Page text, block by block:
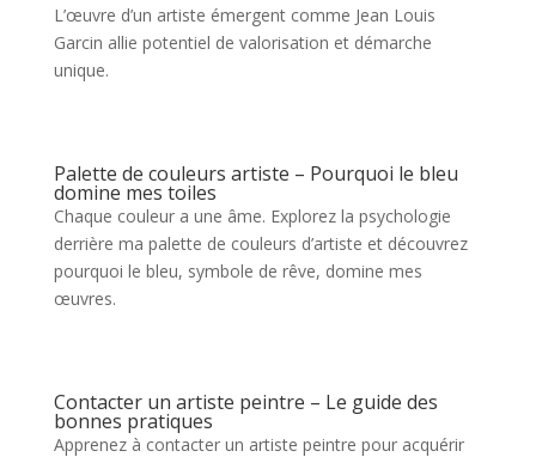
L’œuvre d’un artiste émergent comme Jean Louis
Garcin allie potentiel de valorisation et démarche
unique.
Palette de couleurs artiste – Pourquoi le bleu
domine mes toiles
Chaque couleur a une âme. Explorez la psychologie
derrière ma palette de couleurs d’artiste et découvrez
pourquoi le bleu, symbole de rêve, domine mes
œuvres.
Contacter un artiste peintre – Le guide des
bonnes pratiques
Apprenez à contacter un artiste peintre pour acquérir